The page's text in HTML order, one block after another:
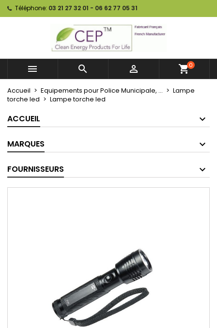
Téléphone: 03 21 27 32 01 - 06 62 77 05 31
   shopping_cart0
Accueil Equipements pour Police Municipale, ...
Lampe
torche led
Lampe torche led
ACCUEIL
MARQUES
FOURNISSEURS